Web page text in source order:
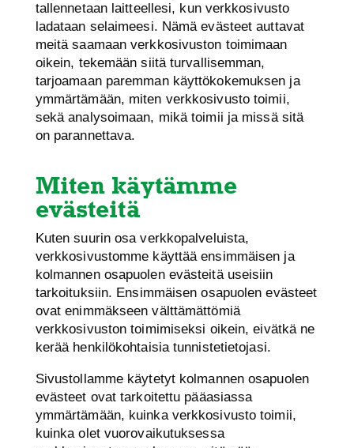
tallennetaan laitteellesi, kun verkkosivusto
ladataan selaimeesi. Nämä evästeet auttavat
meitä saamaan verkkosivuston toimimaan
oikein, tekemään siitä turvallisemman,
tarjoamaan paremman käyttökokemuksen ja
ymmärtämään, miten verkkosivusto toimii,
sekä analysoimaan, mikä toimii ja missä sitä
on parannettava.
Miten käytämme
evästeitä
Kuten suurin osa verkkopalveluista,
verkkosivustomme käyttää ensimmäisen ja
kolmannen osapuolen evästeitä useisiin
tarkoituksiin. Ensimmäisen osapuolen evästeet
ovat enimmäkseen välttämättömiä
verkkosivuston toimimiseksi oikein, eivätkä ne
kerää henkilökohtaisia tunnistetietojasi.
Sivustollamme käytetyt kolmannen osapuolen
evästeet ovat tarkoitettu pääasiassa
ymmärtämään, kuinka verkkosivusto toimii,
kuinka olet vuorovaikutuksessa